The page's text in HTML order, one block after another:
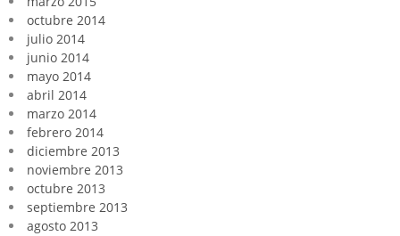
octubre 2014
julio 2014
junio 2014
mayo 2014
abril 2014
marzo 2014
febrero 2014
diciembre 2013
noviembre 2013
octubre 2013
septiembre 2013
agosto 2013